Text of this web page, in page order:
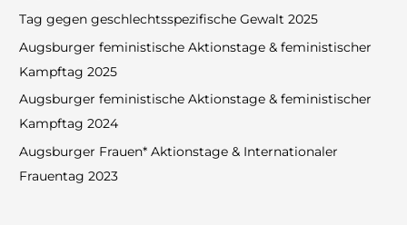
a
c
h
:
Tag gegen geschlechtsspezifische Gewalt 2025
Augsburger feministische Aktionstage & feministischer
Kampftag 2025
Augsburger feministische Aktionstage & feministischer
Kampftag 2024
Augsburger Frauen* Aktionstage & Internationaler
Frauentag 2023